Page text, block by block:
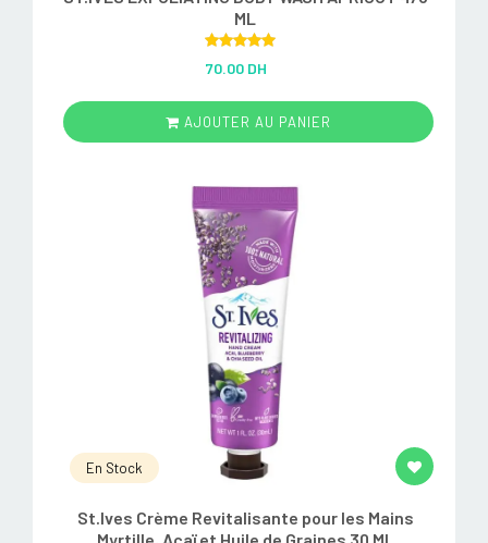
ML
out of 5
70.00 DH
AJOUTER AU PANIER
En Stock
St.Ives Crème Revitalisante pour les Mains